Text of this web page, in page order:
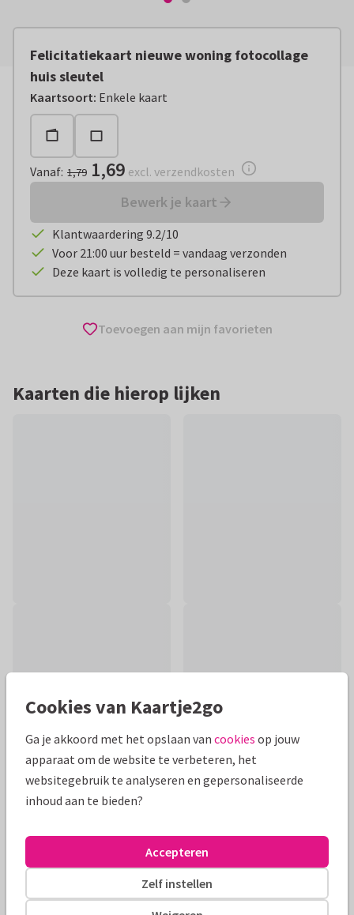
Felicitatiekaart nieuwe woning fotocollage
huis sleutel
Kaartsoort: Enkele kaart
Vanaf: € 1,69 excl. verzendkosten
Vanaf: 1,79 1,69 excl. verzendkosten
Bewerk je kaart
Klantwaardering 9.2/10
Voor 21:00 uur besteld = vandaag verzonden
Deze kaart is volledig te personaliseren
Toevoegen aan mijn favorieten
Kaarten die hierop lijken
Een hip felicitatiekaartje met eigen foto's van de
verbouwing, verhuizing of het nieuwe huis.
Cookies van Kaartje2go
Ga je akkoord met het opslaan van cookies op jouw
apparaat om de website te verbeteren, het
websitegebruik te analyseren en gepersonaliseerde
inhoud aan te bieden?
Zelf instellen
Accepteren